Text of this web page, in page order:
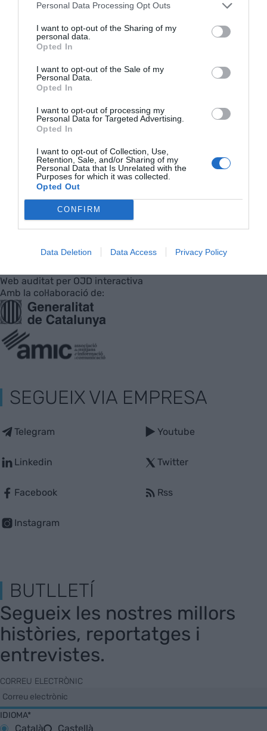
Personal Data Processing Opt Outs
I want to opt-out of the Sharing of my
personal data.
Opted In
I want to opt-out of the Sale of my
Personal Data.
Opted In
I want to opt-out of processing my
Personal Data for Targeted Advertising.
Opted In
I want to opt-out of Collection, Use,
Retention, Sale, and/or Sharing of my
Personal Data that Is Unrelated with the
Purposes for which it was collected.
Opted Out
CONFIRM
Data Deletion Data Access Privacy Policy
Contacta'ns
Totmedia
Última Hora
Economia
Empresa
Innovació
Opinió
Afterwork
Agenda
Pòdcast
Web auditat per OJD interactiva
Amb la col·laboració de:
SEGUEIX VIA EMPRESA
Telegram
Linkedin
Facebook
Instagram
Youtube
Twitter
Rss
BUTLLETÍ
Segueix les nostres millors
històries, reportatges i
entrevistes.
CORREU ELECTRÒNIC
IDIOMA*
Català Castellà